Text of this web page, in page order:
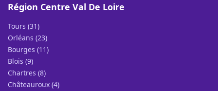
Région Centre Val De Loire
Tours (31)
Orléans (23)
Bourges (11)
Blois (9)
Chartres (8)
Châteauroux (4)